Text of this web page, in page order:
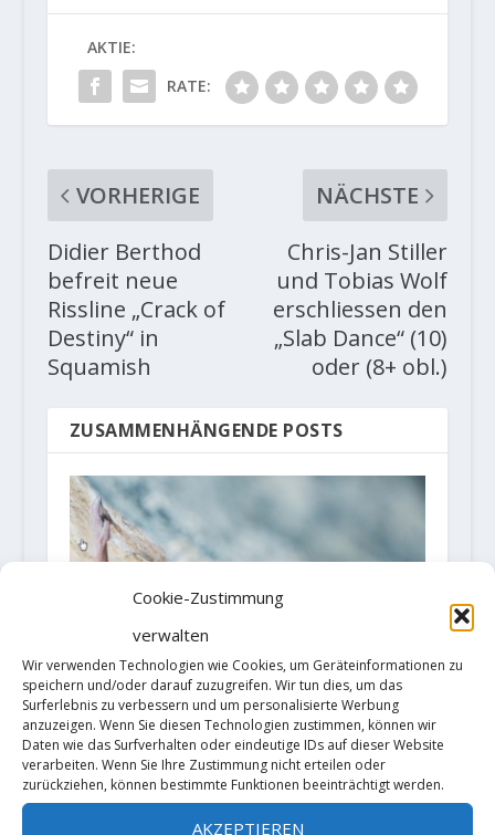
Cookie-Zustimmung
verwalten
Wir verwenden Technologien wie Cookies, um Geräteinformationen zu
speichern und/oder darauf zuzugreifen. Wir tun dies, um das
Surferlebnis zu verbessern und um personalisierte Werbung
anzuzeigen. Wenn Sie diesen Technologien zustimmen, können wir
Daten wie das Surfverhalten oder eindeutige IDs auf dieser Website
verarbeiten. Wenn Sie Ihre Zustimmung nicht erteilen oder
zurückziehen, können bestimmte Funktionen beeinträchtigt werden.
AKZEPTIEREN
AKTIE:
RATE:
VORHERIGE
Didier Berthod
befreit neue
Rissline „Crack of
Destiny“ in
Squamish
NÄCHSTE
Chris-Jan Stiller
und Tobias Wolf
erschliessen den
„Slab Dance“ (10)
oder (8+ obl.)
ZUSAMMENHÄNGENDE POSTS